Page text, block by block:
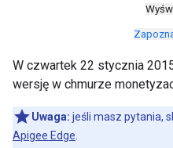
W czwartek 22 stycznia
wersję w chmurze
Uwaga: jeśli masz pytania,
Apigee Edge